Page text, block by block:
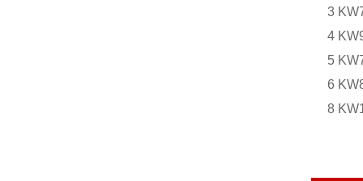
3 KW
4 KW
5 KW
6 KW
8 KW